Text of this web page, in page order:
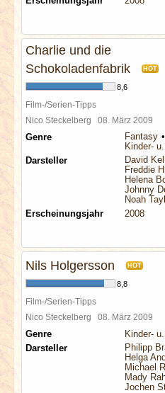
Charlie und die
Schokoladenfabrik
HOT
8,6
Film-/Serien-Tipps
Nico Steckelberg 08. März 2009
Genre
Fantasy
Kinder-
Darsteller
David
Freddie
Helena
Johnny
Noah
Erscheinungsjahr
2008
Nils Holgersson HOT
8,8
Film-/Serien-Tipps
Nico Steckelberg 08. März 2009
Genre
Kinder-
Darsteller
Philipp
Helga
Michael
Mady
Jochen